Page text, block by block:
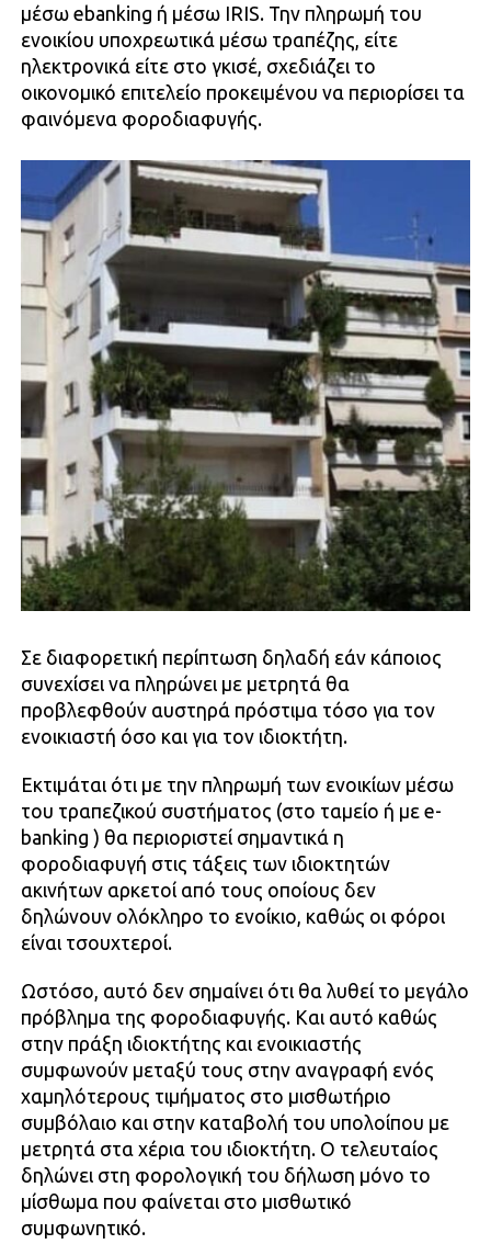
μέσω ebanking ή μέσω IRIS. Την πληρωμή του
ενοικίου υποχρεωτικά μέσω τραπέζης, είτε
ηλεκτρονικά είτε στο γκισέ, σχεδιάζει το
οικονομικό επιτελείο προκειμένου να περιορίσει τα
φαινόμενα φοροδιαφυγής.
Σε διαφορετική περίπτωση δηλαδή εάν κάποιος
συνεχίσει να πληρώνει με μετρητά θα
προβλεφθούν αυστηρά πρόστιμα τόσο για τον
ενοικιαστή όσο και για τον ιδιοκτήτη.
Εκτιμάται ότι με την πληρωμή των ενοικίων μέσω
του τραπεζικού συστήματος (στο ταμείο ή με e-
banking ) θα περιοριστεί σημαντικά η
φοροδιαφυγή στις τάξεις των ιδιοκτητών
ακινήτων αρκετοί από τους οποίους δεν
δηλώνουν ολόκληρο το ενοίκιο, καθώς οι φόροι
είναι τσουχτεροί.
Ωστόσο, αυτό δεν σημαίνει ότι θα λυθεί το μεγάλο
πρόβλημα της φοροδιαφυγής. Και αυτό καθώς
στην πράξη ιδιοκτήτης και ενοικιαστής
συμφωνούν μεταξύ τους στην αναγραφή ενός
χαμηλότερους τιμήματος στο μισθωτήριο
συμβόλαιο και στην καταβολή του υπολοίπου με
μετρητά στα χέρια του ιδιοκτήτη. Ο τελευταίος
δηλώνει στη φορολογική του δήλωση μόνο το
μίσθωμα που φαίνεται στο μισθωτικό
συμφωνητικό.